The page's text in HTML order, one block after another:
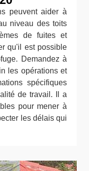
peuvent aider à
niveau des toits
de fuites et
qu'il est possible
Demandez à
les opérations et
spécifiques
de travail. Il a
pour mener à
les délais qui